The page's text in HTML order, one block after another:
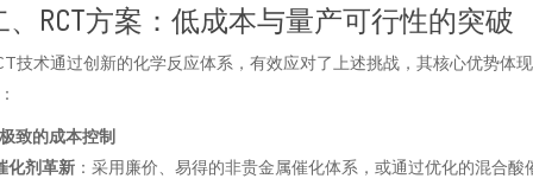
、RCT方案：低成本与量产可行性的突破
技术通过创新的化学反应体系，有效应对了上述挑战，其核心优势体现
致的成本控制
化剂革新 ：采用廉价、易得的非贵金属催化体系，或通过优化的混合酸